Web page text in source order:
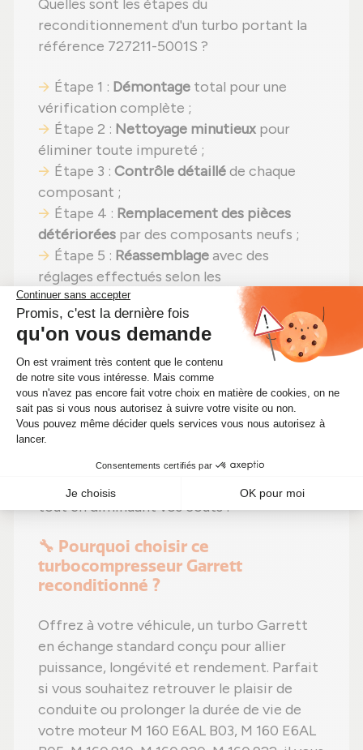
Quelles sont les étapes du
reconditionnement d'un turbo portant la
référence 727211-5001S ?
Étape 1 : Démontage total pour une
vérification complète ;
Étape 2 : Nettoyage minutieux pour
éliminer toute impureté ;
Étape 3 : Contrôle détailléde chaque
composant ;
Étape 4 : Remplacement des pièces
détériorées par des composants neufs ;
Étape 5 : Réassemblageavec des
réglages effectués selon les
recommandations du fabricant ;
Étape 6 :Tests approfondis
sur banc
d'essai Schenck avant expédition.
En choisissant unturbocompresseur
reconditionné, vous faites un pari gagnant :
même puissance,une solution plus
économique (aujourd'hui à 218,50 €)
impact environnemental positif. Alors
pourquoi hésiter ? Renforcez votre moteur
tout en diminuant vos coûts !
🔧 Pourquoi choisir ce
turbocompresseur Garrett
reconditionné ?
Offrez à votre véhicule, un turbo Garrett
en échange standard conçu pour allier
puissance, longévité et rendement. Parfait
si vous souhaitez retrouver le plaisir de
conduite ou prolonger la durée de vie de
votre moteur M 160 E6AL B03, M 160 E6AL